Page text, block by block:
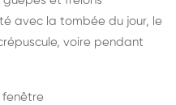
avec la tombée du jour, le
voire pendant
fenêtre